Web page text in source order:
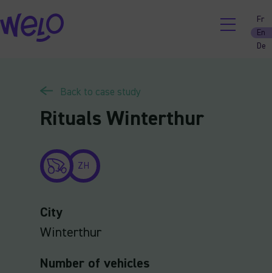
Skip
to
content
Fr
En
De
Back to case study
Rituals Winterthur
ZH
City
Winterthur
Number of vehicles